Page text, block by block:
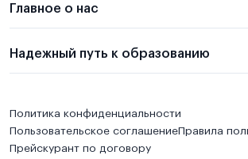
Главное о нас
Надежный путь к образованию
Политика конфиденциальности
Пользовательское соглашениеПравила
Прейскурант по договору